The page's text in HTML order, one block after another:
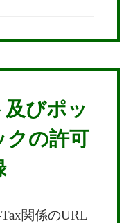
びポッ
クの許可
関係のURL